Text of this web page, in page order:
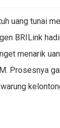
uang tunai
BRILink
menarik
Prosesnya